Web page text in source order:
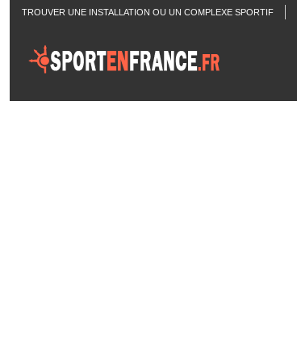
TROUVER UNE INSTALLATION OU UN COMPLEXE SPORTIF